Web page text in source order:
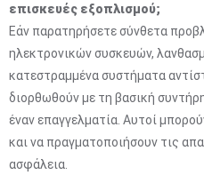
επισκευές εξοπλισμού;
Εάν παρατηρήσετε σύνθετα
ηλεκτρονικών συσκευών,
κατεστραμμένα συστήματα
διορθωθούν με τη βασική
έναν επαγγελματία. Αυτοί
και να πραγματοποιήσουν τις
ασφάλεια.